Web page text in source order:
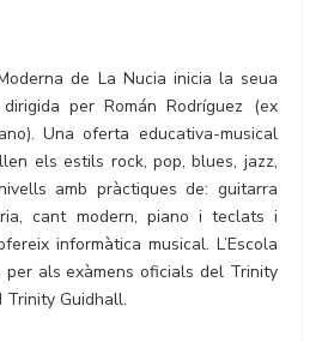
de La Nucia inicia la seua
per Román Rodríguez (ex
Una oferta educativa-musical
els estils rock, pop, blues, jazz,
amb pràctiques de: guitarra
cant modern, piano i teclats i
informàtica musical. L’Escola
als exàmens oficials del Trinity
Trinity Guidhall.